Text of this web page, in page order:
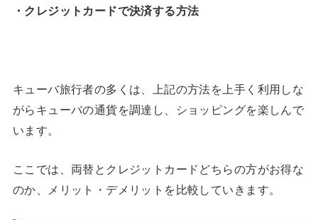
・クレジットカードで決済する方法
キューバ旅行者の多くは、上記の方法を上手く利用しな
がらキューバの通貨を調達し、ショッピングを楽しんで
います。
ここでは、両替とクレジットカードどちらの方がお得な
のか、メリット・デメリットを比較していきます。